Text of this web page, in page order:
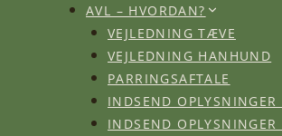
AVL – HVORDAN?
VEJLEDNING TÆVE
VEJLEDNING HANHUND
PARRINGSAFTALE
INDSEND OPLYSNINGER
INDSEND